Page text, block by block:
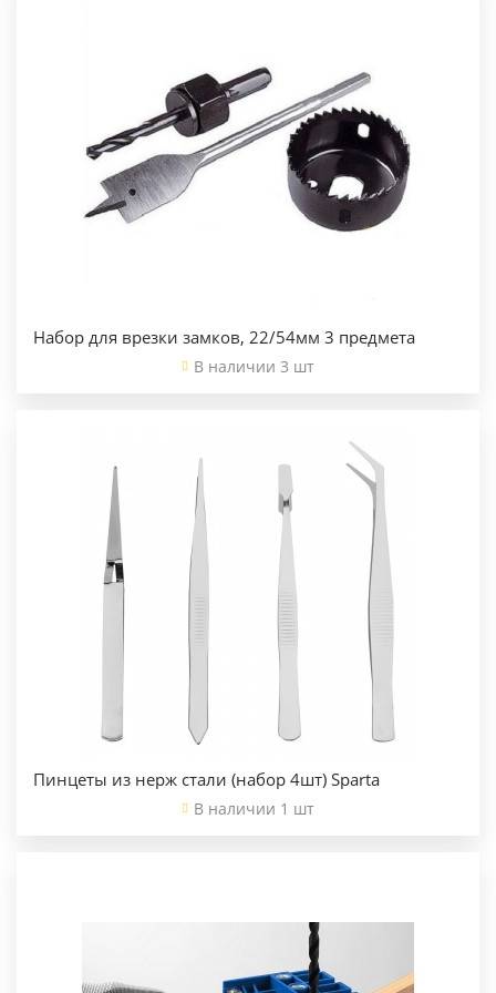
Набор для врезки замков, 22/54мм 3 предмета
В наличии 3 шт
Пинцеты из нерж стали (набор 4шт) Sparta
В наличии 1 шт